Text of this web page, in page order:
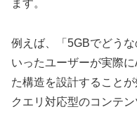
ます。
例えば、「5GBでどう
いったユーザーが実際
た構造を設計すること
クエリ対応型のコンテ